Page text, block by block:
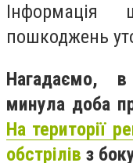
Інформація
пошкоджень
Нагадаємо, в
минула доба
На території
обстрілів з